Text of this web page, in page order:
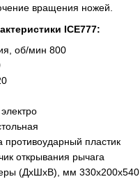
вращения ножей.
ICE777:
об/мин 800
электро
противоударный пластик
открывания рычага
(ДхШхВ), мм 330х200х540